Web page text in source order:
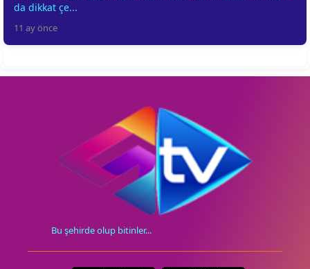
da dikkat çe...
11 ay önce
Bu şehirde olup bitinler...